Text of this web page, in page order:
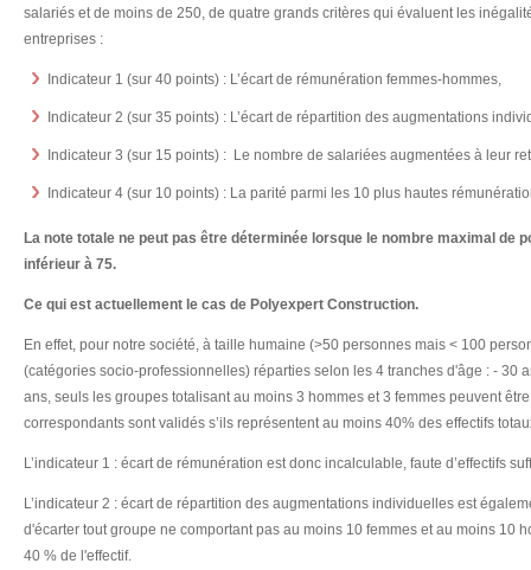
salariés et de moins de 250, de quatre grands critères qui évaluent les
entreprises :
Indicateur 1 (sur 40 points) : L’écart de rémunération femmes-hommes,
Indicateur 2 (sur 35 points) : L’écart de répartition des augmentations
Indicateur 3 (sur 15 points) : Le nombre de salariées augmentées à leur
Indicateur 4 (sur 10 points) : La parité parmi les 10 plus hautes
La note totale ne peut pas être déterminée lorsque le nombre maximal de
inférieur à 75.
Ce qui est actuellement le cas de Polyexpert Construction.
En effet, pour notre société, à taille humaine (>50 personnes mais < 100
(catégories socio-professionnelles) réparties selon les 4 tranches d'âge : - 30
ans, seuls les groupes totalisant au moins 3 hommes et 3 femmes peuvent
correspondants sont validés s’ils représentent au moins 40% des effectifs
L’indicateur 1 : écart de rémunération est donc incalculable, faute d’effectifs
L’indicateur 2 : écart de répartition des augmentations individuelles est
d'écarter tout groupe ne comportant pas au moins 10 femmes et au moins 10
40 % de l'effectif.